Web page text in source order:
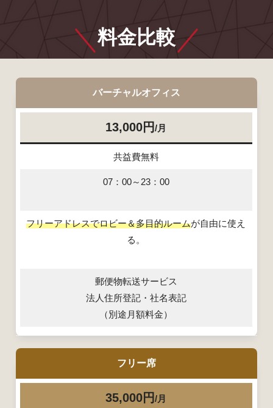
料金比較
バーチャルオフィス
13,000円/月
共益費無料
07：00～23：00
フリーアドレスでロビー＆多目的ルームが自由に使え
る。
郵便物転送サービス
法人住所登記・社名表記
（別途月額料金）
フリー席
35,000円/月